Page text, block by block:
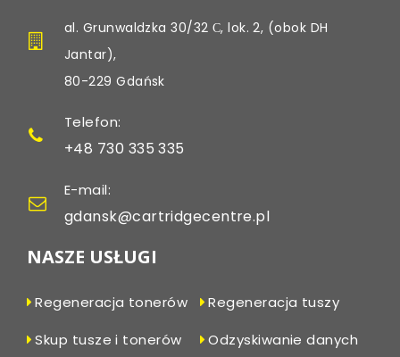
al. Grunwaldzka 30/32 С, lok. 2, (obok DH
Jantar),
80-229 Gdańsk
Telefon:
+48 730 335 335
E-mail:
gdansk@cartridgecentre.pl
NASZE USŁUGI
Regeneracja tonerów
Regeneracja tuszy
Skup tusze i tonerów
Odzyskiwanie danych